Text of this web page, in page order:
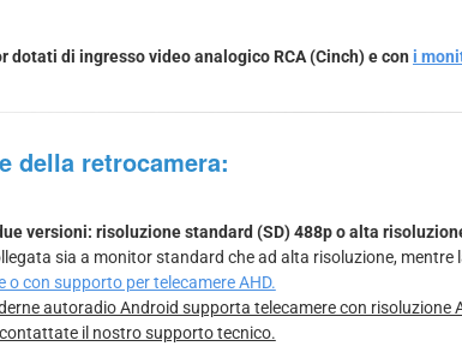
di ingresso video analogico RCA (Cinch) e con i
della retrocamera:
versioni: risoluzione standard (SD) 488p o alta
sia a monitor standard che ad alta risoluzione, mentre
con supporto per telecamere AHD.
autoradio Android supporta telecamere con risoluzione
il nostro supporto tecnico.